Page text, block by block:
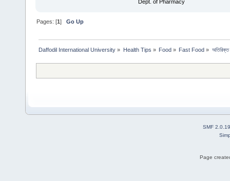
Dept. of Pharmacy
Pages: [1]Go Up
Daffodil International University » Health Tips » Food» Fast Food » অতিরিক্ত
SMF 2.0.19
Page